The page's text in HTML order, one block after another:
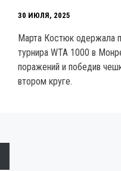
30 ИЮЛЯ, 2025
Марта Костюк одержала
турнира WTA 1000 в
поражений и победив
втором круге.